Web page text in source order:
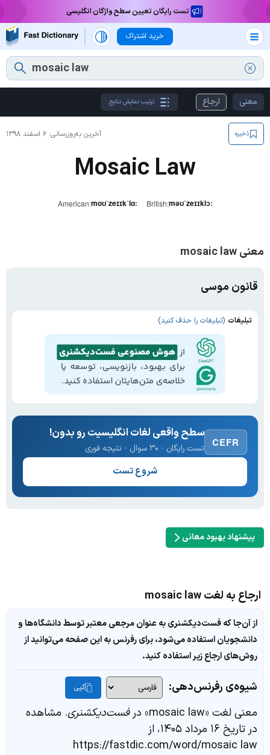
تست رایگان تعیین سطح واژگان انگلیسی
خرید اشتراک
معنی ارجاع ترتیب نمایش نتایج
آخرین به‌روزرسانی: ۶ اسفند ۱۳۹۸ ذخیره
Mosaic Law
American:moʊˈzeɪɪkˈlɑː British:məʊˈzeɪɪklɔː
معنی mosaic law
قانون موسی
تبلیغات (تبلیغات را حذف کنید)
CEFR
سطح واقعی لغات انگلیسیت رو بدون!
تست رایگان · ۳۰ سوال · نتیجه فوری
شروع تست
پیشنهاد بهبود معانی
ارجاع به لغت mosaic law
از آن‌جا که فست‌دیکشنری به عنوان مرجعی معتبر توسط دانشگاه‌ها و
دانشجویان استفاده می‌شود، برای رفرنس به این صفحه می‌توانید از
روش‌های ارجاع زیر استفاده کنید.
شیوه‌ی رفرنس‌دهی: کپی
معنی لغت «mosaic law» در فست‌دیکشنری. مشاهده
در تاریخ ۱۶ مرداد ۱۴۰۵، از
https://fastdic.com/word/mosaic law